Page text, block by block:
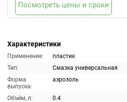
Характеристики
Применение:
пластик
Тип:
Смазка универсальная
Форма
выпуска:
аэрозоль
Объём, л:
0.4
Посмотреть цены и сроки